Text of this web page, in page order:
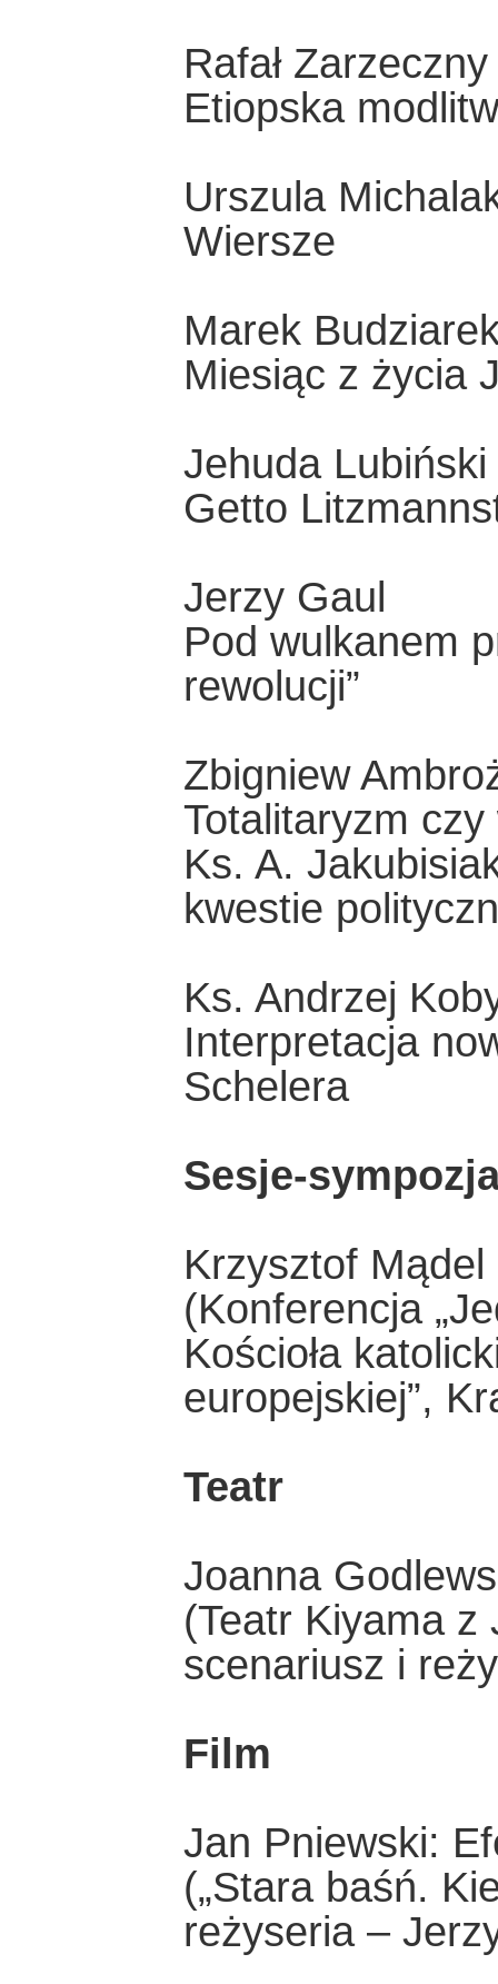
Rafał
Etiopska
Urszula
Wiersze
Marek
Miesiąc z życia
Jehuda Lubiński
Getto
Jerzy Gaul
Pod wulkanem
rewolucji”
Zbigniew
Totalitaryzm
Ks. A.
kwestie
Ks. Andrzej
Interpretacja
Schelera
Sesje-
Krzysztof
(Konferencja
Kościoła
europejskiej”,
Teatr
Joanna
(Teatr Kiyama z
scenariusz i
Film
Jan Pniewski:
(„Stara baśń.
reżyseria –